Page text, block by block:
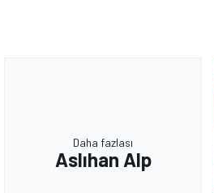
Daha fazlası
Aslıhan Alp